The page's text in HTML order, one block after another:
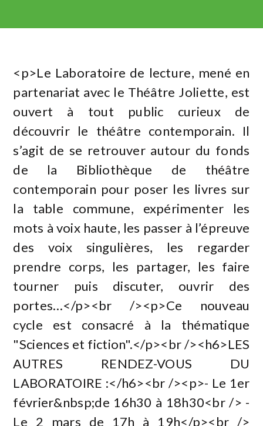
<p>Le Laboratoire de lecture, mené en
partenariat avec le Théâtre Joliette, est
ouvert à tout public curieux de
découvrir le théâtre contemporain. Il
s’agit de se retrouver autour du fonds
de la Bibliothèque de théâtre
contemporain pour poser les livres sur
la table commune, expérimenter les
mots à voix haute, les passer à l’épreuve
des voix singulières, les regarder
prendre corps, les partager, les faire
tourner puis discuter, ouvrir des
portes…</p><br /><p>Ce nouveau
cycle est consacré à la thématique
"Sciences et fiction".</p><br /><h6>LES
AUTRES RENDEZ-VOUS DU
LABORATOIRE :</h6><br /><p>- Le 1er
février&nbsp;de 16h30 à 18h30<br /> -
Le 2 mars de 17h à 19h</p><br />